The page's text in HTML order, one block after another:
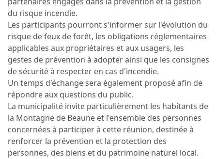
du risque incendie.
Les participants pourront s'informer sur l'évolution du
risque de feux de forêt, les obligations réglementaires
applicables aux propriétaires et aux usagers, les
gestes de prévention à adopter ainsi que les consignes
de sécurité à respecter en cas d'incendie.
Un temps d'échange sera également proposé afin de
répondre aux questions du public.
La municipalité invite particulièrement les habitants de
la Montagne de Beaune et l'ensemble des personnes
concernées à participer à cette réunion, destinée à
renforcer la prévention et la protection des
personnes, des biens et du patrimoine naturel local.